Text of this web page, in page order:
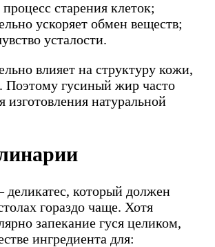
старения клеток;
ускоряет обмен веществ;
усталости.
влияет на структуру кожи,
Поэтому гусиный жир часто
изготовления натуральной
деликатес, который должен
гораздо чаще. Хотя
запекание гуся целиком,
ингредиента для: